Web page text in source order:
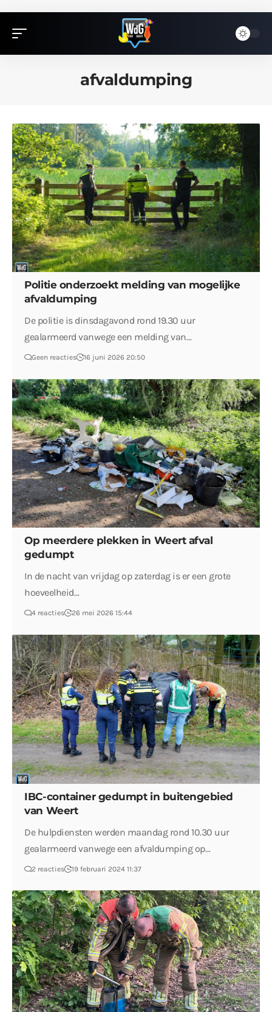
afvaldumping
Politie onderzoekt melding van mogelijke
afvaldumping
De politie is dinsdagavond rond 19.30 uur
gealarmeerd vanwege een melding van…
Geen reacties 16 juni 2026 20:50
Op meerdere plekken in Weert afval
gedumpt
In de nacht van vrijdag op zaterdag is er een grote
hoeveelheid…
4 reacties 26 mei 2026 15:44
IBC-container gedumpt in buitengebied
van Weert
De hulpdiensten werden maandag rond 10.30 uur
gealarmeerd vanwege een afvaldumping op…
2 reacties 19 februari 2024 11:37